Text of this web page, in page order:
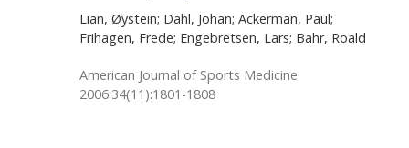
Lian, Øystein; Dahl, Johan; Ackerman, Paul;
Frihagen, Frede; Engebretsen, Lars; Bahr, Roald
American Journal of Sports Medicine
2006:34(11):1801-1808